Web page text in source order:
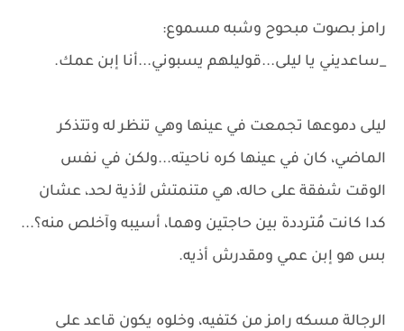
رامز بصوت مبحوح وشبه مسموع:
_ساعديني يا ليلى...قوليلهم يسبوني...أنا إبن عمك.
ليلى دموعها تجمعت في عينها وهي تنظر له وتتذكر
الماضي، كان في عينها كره ناحيته...ولكن في نفس
الوقت شفقة على حاله، هي متنمتش لأذية لحد، عشان
كدا كانت مُترددة بين حاجتين وهما، أسيبه وآخلص منه؟...
بس هو إبن عمي ومقدرش أذيه.
الرجالة مسكه رامز من كتفيه، وخلوه يكون قاعد على